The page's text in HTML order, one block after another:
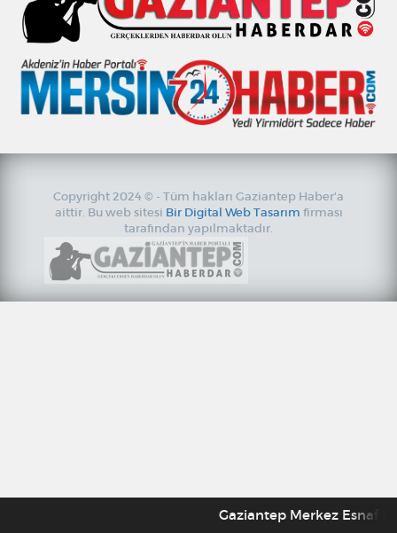
Gaziantep Merkez Esnaf
Copyright 2024 © - Tüm hakları Gaziantep Haber'a
aittir. Bu web sitesi Bir Digital Web Tasarım firması
tarafından yapılmaktadır.